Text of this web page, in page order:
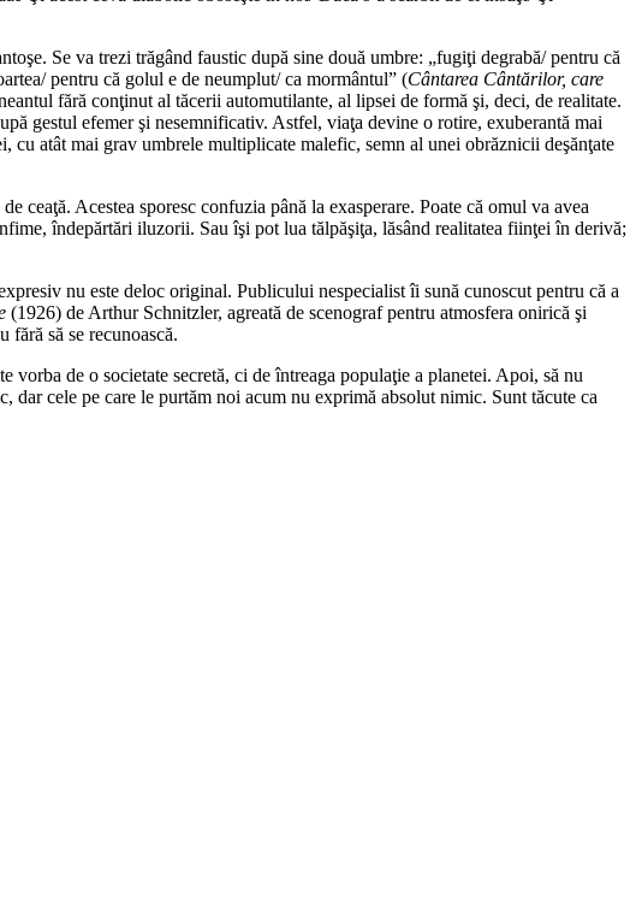
Se va trezi trăgând faustic după sine două umbre: „fugiţi degrabă/ pentru că
pentru că golul e de neumplut/ ca mormântul” (Cântarea Cântărilor, care
fără conţinut al tăcerii automutilante, al lipsei de formă şi, deci, de realitate.
gestul efemer şi nesemnificativ. Astfel, viaţa devine o rotire, exuberantă mai
cu atât mai grav umbrele multiplicate malefic, semn al unei obrăznicii deşănţate
Acestea sporesc confuzia până la exasperare. Poate că omul va avea
îndepărtări iluzorii. Sau îşi pot lua tălpăşiţa, lăsând realitatea fiinţei în derivă;
nu este deloc original. Publicului nespecialist îi sună cunoscut pentru că a
(1926) de Arthur Schnitzler, agreată de scenograf pentru atmosfera onirică şi
să se recunoască.
vorba de o societate secretă, ci de întreaga populaţie a planetei. Apoi, să nu
cele pe care le purtăm noi acum nu exprimă absolut nimic. Sunt tăcute ca